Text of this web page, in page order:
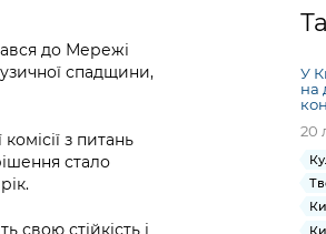
громадян
діяльність
Безпека та
Ритуальні послуги
foreigners
обмеженим
доступом
Подати запит
онлайн
ся на
from
до Мережі
спадщини,
з питань
стало
свою стійкість і
У
на
20